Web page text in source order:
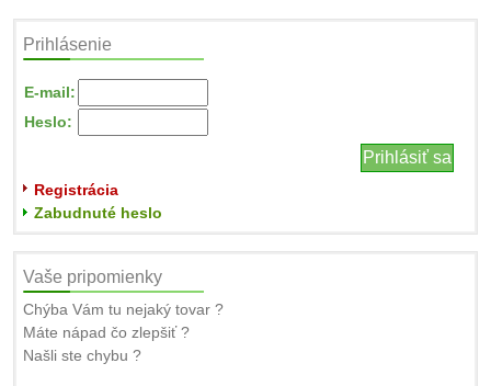
Prihlásenie
E-mail:
Heslo:
Registrácia
Zabudnuté heslo
Vaše pripomienky
Chýba Vám tu nejaký tovar ?
Máte nápad čo zlepšiť ?
Našli ste chybu ?